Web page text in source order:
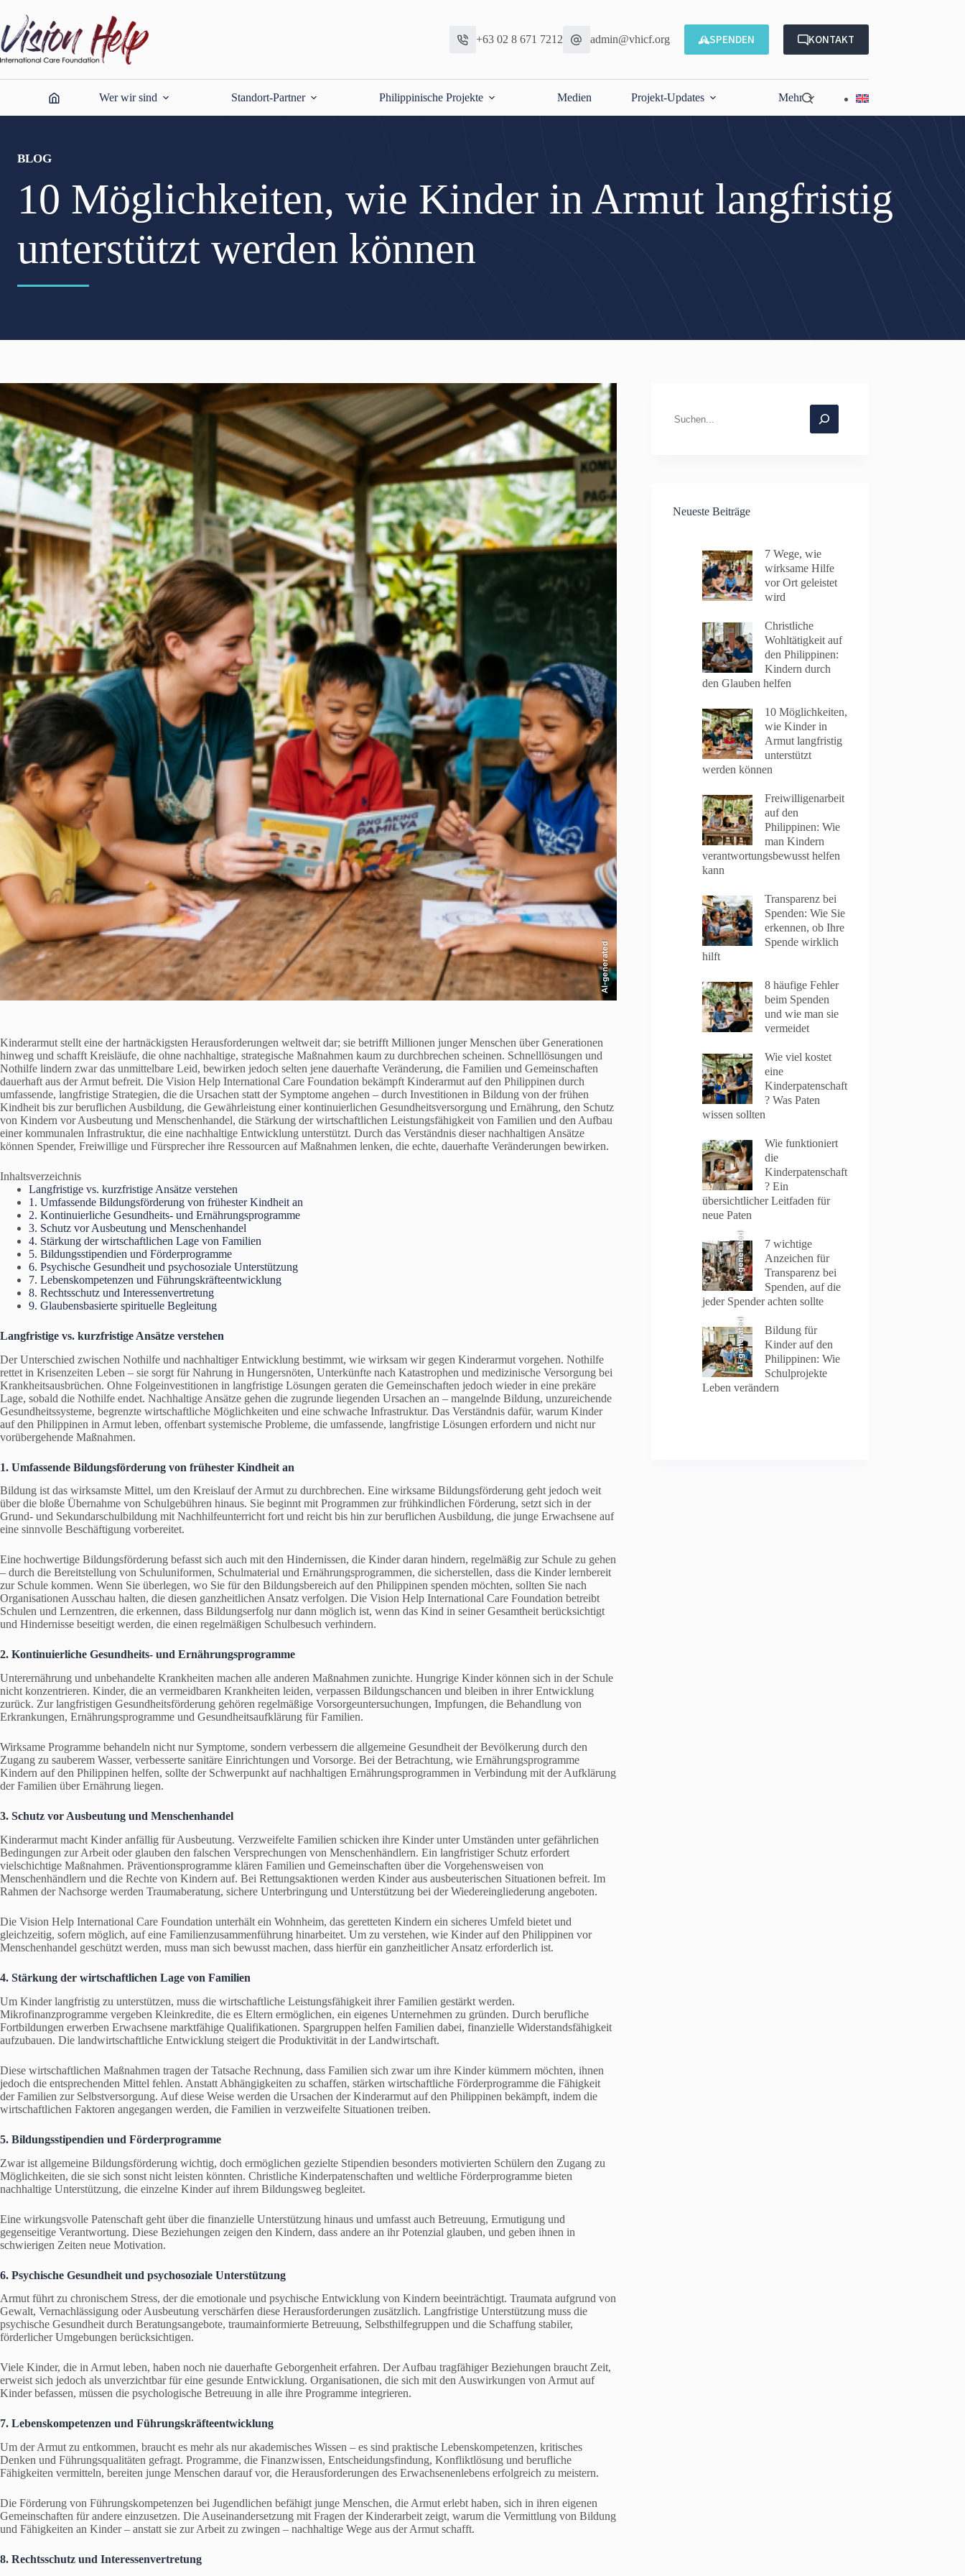
springen
+63 02 8 671 7212 admin@vhicf.org SPENDEN KONTAKT
Wer wir sind Standort-Partner Philippinische Projekte Medien Projekt-Updates Mehr
BLOG
10 Möglichkeiten, wie Kinder in Armut langfristig
unterstützt werden können
AI-generated
Kinderarmut stellt eine der hartnäckigsten Herausforderungen weltweit dar; sie betrifft Millionen junger Menschen über Generationen
hinweg und schafft Kreisläufe, die ohne nachhaltige, strategische Maßnahmen kaum zu durchbrechen scheinen. Schnelllösungen und
Nothilfe lindern zwar das unmittelbare Leid, bewirken jedoch selten jene dauerhafte Veränderung, die Familien und Gemeinschaften
dauerhaft aus der Armut befreit. Die Vision Help International Care Foundation bekämpft Kinderarmut auf den Philippinen durch
umfassende, langfristige Strategien, die die Ursachen statt der Symptome angehen – durch Investitionen in Bildung von der frühen
Kindheit bis zur beruflichen Ausbildung, die Gewährleistung einer kontinuierlichen Gesundheitsversorgung und Ernährung, den Schutz
von Kindern vor Ausbeutung und Menschenhandel, die Stärkung der wirtschaftlichen Leistungsfähigkeit von Familien und den Aufbau
einer kommunalen Infrastruktur, die eine nachhaltige Entwicklung unterstützt. Durch das Verständnis dieser nachhaltigen Ansätze
können Spender, Freiwillige und Fürsprecher ihre Ressourcen auf Maßnahmen lenken, die echte, dauerhafte Veränderungen bewirken.
Inhaltsverzeichnis
Langfristige vs. kurzfristige Ansätze verstehen
1. Umfassende Bildungsförderung von frühester Kindheit an
2. Kontinuierliche Gesundheits- und Ernährungsprogramme
3. Schutz vor Ausbeutung und Menschenhandel
4. Stärkung der wirtschaftlichen Lage von Familien
5. Bildungsstipendien und Förderprogramme
6. Psychische Gesundheit und psychosoziale Unterstützung
7. Lebenskompetenzen und Führungskräfteentwicklung
8. Rechtsschutz und Interessenvertretung
9. Glaubensbasierte spirituelle Begleitung
Langfristige vs. kurzfristige Ansätze verstehen
Der Unterschied zwischen Nothilfe und nachhaltiger Entwicklung bestimmt, wie wirksam wir gegen Kinderarmut vorgehen. Nothilfe
rettet in Krisenzeiten Leben – sie sorgt für Nahrung in Hungersnöten, Unterkünfte nach Katastrophen und medizinische Versorgung bei
Krankheitsausbrüchen. Ohne Folgeinvestitionen in langfristige Lösungen geraten die Gemeinschaften jedoch wieder in eine prekäre
Lage, sobald die Nothilfe endet. Nachhaltige Ansätze gehen die zugrunde liegenden Ursachen an – mangelnde Bildung, unzureichende
Gesundheitssysteme, begrenzte wirtschaftliche Möglichkeiten und eine schwache Infrastruktur. Das Verständnis dafür, warum Kinder
auf den Philippinen in Armut leben, offenbart systemische Probleme, die umfassende, langfristige Lösungen erfordern und nicht nur
vorübergehende Maßnahmen.
1. Umfassende Bildungsförderung von frühester Kindheit an
Bildung ist das wirksamste Mittel, um den Kreislauf der Armut zu durchbrechen. Eine wirksame Bildungsförderung geht jedoch weit
über die bloße Übernahme von Schulgebühren hinaus. Sie beginnt mit Programmen zur frühkindlichen Förderung, setzt sich in der
Grund- und Sekundarschulbildung mit Nachhilfeunterricht fort und reicht bis hin zur beruflichen Ausbildung, die junge Erwachsene auf
eine sinnvolle Beschäftigung vorbereitet.
Eine hochwertige Bildungsförderung befasst sich auch mit den Hindernissen, die Kinder daran hindern, regelmäßig zur Schule zu gehen
– durch die Bereitstellung von Schuluniformen, Schulmaterial und Ernährungsprogrammen, die sicherstellen, dass die Kinder lernbereit
zur Schule kommen. Wenn Sie überlegen, wo Sie für den Bildungsbereich auf den Philippinen spenden möchten, sollten Sie nach
Organisationen Ausschau halten, die diesen ganzheitlichen Ansatz verfolgen. Die Vision Help International Care Foundation betreibt
Schulen und Lernzentren, die erkennen, dass Bildungserfolg nur dann möglich ist, wenn das Kind in seiner Gesamtheit berücksichtigt
und Hindernisse beseitigt werden, die einen regelmäßigen Schulbesuch verhindern.
2. Kontinuierliche Gesundheits- und Ernährungsprogramme
Unterernährung und unbehandelte Krankheiten machen alle anderen Maßnahmen zunichte. Hungrige Kinder können sich in der Schule
nicht konzentrieren. Kinder, die an vermeidbaren Krankheiten leiden, verpassen Bildungschancen und bleiben in ihrer Entwicklung
zurück. Zur langfristigen Gesundheitsförderung gehören regelmäßige Vorsorgeuntersuchungen, Impfungen, die Behandlung von
Erkrankungen, Ernährungsprogramme und Gesundheitsaufklärung für Familien.
Wirksame Programme behandeln nicht nur Symptome, sondern verbessern die allgemeine Gesundheit der Bevölkerung durch den
Zugang zu sauberem Wasser, verbesserte sanitäre Einrichtungen und Vorsorge. Bei der Betrachtung, wie Ernährungsprogramme
Kindern auf den Philippinen helfen, sollte der Schwerpunkt auf nachhaltigen Ernährungsprogrammen in Verbindung mit der Aufklärung
der Familien über Ernährung liegen.
3. Schutz vor Ausbeutung und Menschenhandel
Kinderarmut macht Kinder anfällig für Ausbeutung. Verzweifelte Familien schicken ihre Kinder unter Umständen unter gefährlichen
Bedingungen zur Arbeit oder glauben den falschen Versprechungen von Menschenhändlern. Ein langfristiger Schutz erfordert
vielschichtige Maßnahmen. Präventionsprogramme klären Familien und Gemeinschaften über die Vorgehensweisen von
Menschenhändlern und die Rechte von Kindern auf. Bei Rettungsaktionen werden Kinder aus ausbeuterischen Situationen befreit. Im
Rahmen der Nachsorge werden Traumaberatung, sichere Unterbringung und Unterstützung bei der Wiedereingliederung angeboten.
Die Vision Help International Care Foundation unterhält ein Wohnheim, das geretteten Kindern ein sicheres Umfeld bietet und
gleichzeitig, sofern möglich, auf eine Familienzusammenführung hinarbeitet. Um zu verstehen, wie Kinder auf den Philippinen vor
Menschenhandel geschützt werden, muss man sich bewusst machen, dass hierfür ein ganzheitlicher Ansatz erforderlich ist.
4. Stärkung der wirtschaftlichen Lage von Familien
Um Kinder langfristig zu unterstützen, muss die wirtschaftliche Leistungsfähigkeit ihrer Familien gestärkt werden.
Mikrofinanzprogramme vergeben Kleinkredite, die es Eltern ermöglichen, ein eigenes Unternehmen zu gründen. Durch berufliche
Fortbildungen erwerben Erwachsene marktfähige Qualifikationen. Spargruppen helfen Familien dabei, finanzielle Widerstandsfähigkeit
aufzubauen. Die landwirtschaftliche Entwicklung steigert die Produktivität in der Landwirtschaft.
Diese wirtschaftlichen Maßnahmen tragen der Tatsache Rechnung, dass Familien sich zwar um ihre Kinder kümmern möchten, ihnen
jedoch die entsprechenden Mittel fehlen. Anstatt Abhängigkeiten zu schaffen, stärken wirtschaftliche Förderprogramme die Fähigkeit
der Familien zur Selbstversorgung. Auf diese Weise werden die Ursachen der Kinderarmut auf den Philippinen bekämpft, indem die
wirtschaftlichen Faktoren angegangen werden, die Familien in verzweifelte Situationen treiben.
5. Bildungsstipendien und Förderprogramme
Zwar ist allgemeine Bildungsförderung wichtig, doch ermöglichen gezielte Stipendien besonders motivierten Schülern den Zugang zu
Möglichkeiten, die sie sich sonst nicht leisten könnten. Christliche Kinderpatenschaften und weltliche Förderprogramme bieten
nachhaltige Unterstützung, die einzelne Kinder auf ihrem Bildungsweg begleitet.
Eine wirkungsvolle Patenschaft geht über die finanzielle Unterstützung hinaus und umfasst auch Betreuung, Ermutigung und
gegenseitige Verantwortung. Diese Beziehungen zeigen den Kindern, dass andere an ihr Potenzial glauben, und geben ihnen in
schwierigen Zeiten neue Motivation.
6. Psychische Gesundheit und psychosoziale Unterstützung
Armut führt zu chronischem Stress, der die emotionale und psychische Entwicklung von Kindern beeinträchtigt. Traumata aufgrund von
Gewalt, Vernachlässigung oder Ausbeutung verschärfen diese Herausforderungen zusätzlich. Langfristige Unterstützung muss die
psychische Gesundheit durch Beratungsangebote, traumainformierte Betreuung, Selbsthilfegruppen und die Schaffung stabiler,
förderlicher Umgebungen berücksichtigen.
Viele Kinder, die in Armut leben, haben noch nie dauerhafte Geborgenheit erfahren. Der Aufbau tragfähiger Beziehungen braucht Zeit,
erweist sich jedoch als unverzichtbar für eine gesunde Entwicklung. Organisationen, die sich mit den Auswirkungen von Armut auf
Kinder befassen, müssen die psychologische Betreuung in alle ihre Programme integrieren.
7. Lebenskompetenzen und Führungskräfteentwicklung
Um der Armut zu entkommen, braucht es mehr als nur akademisches Wissen – es sind praktische Lebenskompetenzen, kritisches
Denken und Führungsqualitäten gefragt. Programme, die Finanzwissen, Entscheidungsfindung, Konfliktlösung und berufliche
Fähigkeiten vermitteln, bereiten junge Menschen darauf vor, die Herausforderungen des Erwachsenenlebens erfolgreich zu meistern.
Die Förderung von Führungskompetenzen bei Jugendlichen befähigt junge Menschen, die Armut erlebt haben, sich in ihren eigenen
Gemeinschaften für andere einzusetzen. Die Auseinandersetzung mit Fragen der Kinderarbeit zeigt, warum die Vermittlung von Bildung
und Fähigkeiten an Kinder – anstatt sie zur Arbeit zu zwingen – nachhaltige Wege aus der Armut schafft.
8. Rechtsschutz und Interessenvertretung
Neueste Beiträge
7 Wege, wie
wirksame Hilfe
vor Ort geleistet
wird
Christliche
Wohltätigkeit auf
den Philippinen:
Kindern durch
den Glauben helfen
10 Möglichkeiten,
wie Kinder in
Armut langfristig
unterstützt
werden können
Freiwilligenarbeit
auf den
Philippinen: Wie
man Kindern
verantwortungsbewusst helfen
kann
Transparenz bei
Spenden: Wie Sie
erkennen, ob Ihre
Spende wirklich
hilft
8 häufige Fehler
beim Spenden
und wie man sie
vermeidet
Wie viel kostet
eine
Kinderpatenschaft
? Was Paten
wissen sollten
Wie funktioniert
die
Kinderpatenschaft
? Ein
übersichtlicher Leitfaden für
neue Paten
AI-generated
7 wichtige
Anzeichen für
Transparenz bei
Spenden, auf die
jeder Spender achten sollte
AI-generated
Bildung für
Kinder auf den
Philippinen: Wie
Schulprojekte
Leben verändern